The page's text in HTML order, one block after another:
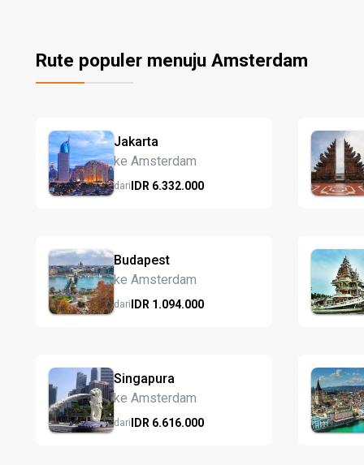
Rute populer menuju Amsterdam
Jakarta
ke Amsterdam
dariIDR 6.332.000
Budapest
ke Amsterdam
dariIDR 1.094.000
Singapura
ke Amsterdam
dariIDR 6.616.000